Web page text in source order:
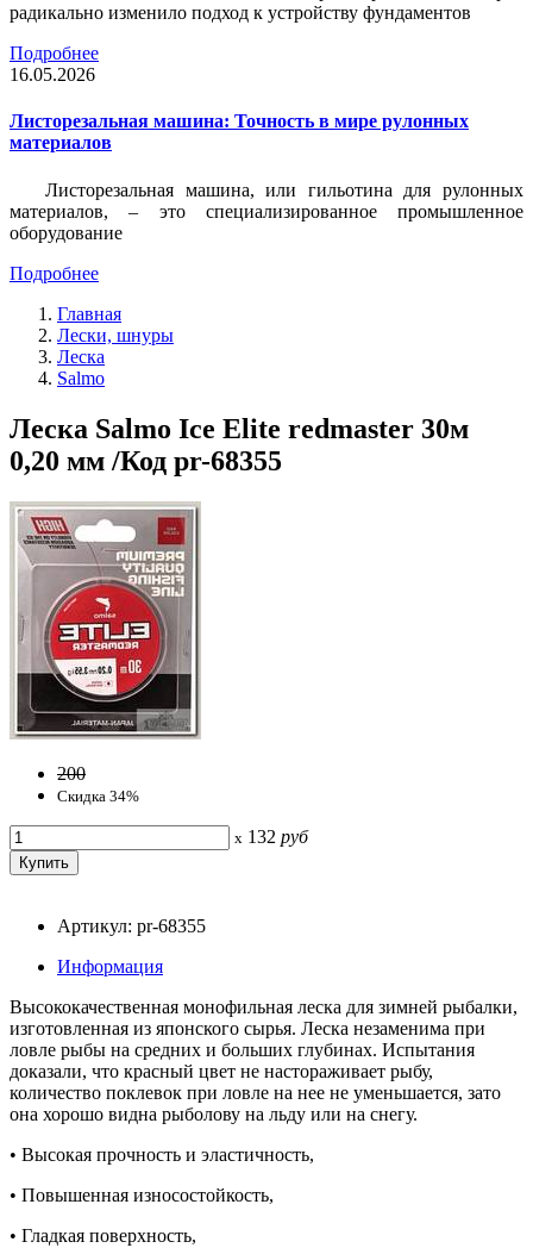
радикально изменило подход к устройству фундаментов
Подробнее
16.05.2026
Листорезальная машина: Точность в мире рулонных
материалов
Листорезальная машина, или гильотина для рулонных
материалов, – это специализированное промышленное
оборудование
Подробнее
Главная
Лески, шнуры
Леска
Salmo
Леска Salmo Ice Elite redmaster 30м
0,20 мм /Код pr-68355
200
Скидка 34%
x 132 руб
Артикул: pr-68355
Информация
Высококачественная монофильная леска для зимней рыбалки,
изготовленная из японского сырья. Леска незаменима при
ловле рыбы на средних и больших глубинах. Испытания
доказали, что красный цвет не настораживает рыбу,
количество поклевок при ловле на нее не уменьшается, зато
она хорошо видна рыболову на льду или на снегу.
• Высокая прочность и эластичность,
• Повышенная износостойкость,
• Гладкая поверхность,